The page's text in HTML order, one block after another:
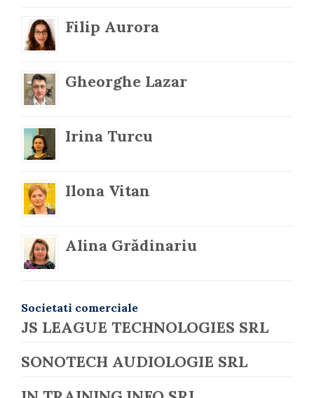
Filip Aurora
Gheorghe Lazar
Irina Turcu
Ilona Vitan
Alina Grădinariu
Societati comerciale
JS LEAGUE TECHNOLOGIES SRL
SONOTECH AUDIOLOGIE SRL